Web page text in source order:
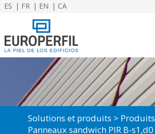
ES FR EN CA
Solutions et produits
Produits
Panneaux sandwich PIR B-s1,d0